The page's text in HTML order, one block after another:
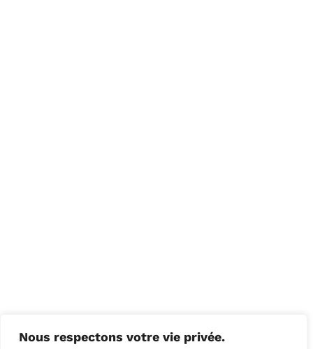
Nous respectons votre vie privée.